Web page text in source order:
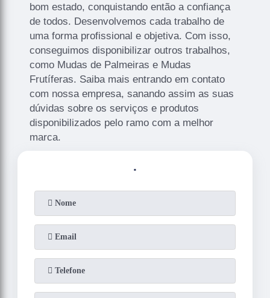
bom estado, conquistando então a confiança
de todos. Desenvolvemos cada trabalho de
uma forma profissional e objetiva. Com isso,
conseguimos disponibilizar outros trabalhos,
como Mudas de Palmeiras e Mudas
Frutíferas. Saiba mais entrando em contato
com nossa empresa, sanando assim as suas
dúvidas sobre os serviços e produtos
disponibilizados pelo ramo com a melhor
marca.
.